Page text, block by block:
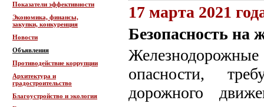
Показатели эффективности
Экономика, финансы,
закупки, конкуренция
Новости
Объявления
Противодействие коррупции
Архитектура и
градостроительство
Благоустройство и экология
17 марта 2021
Безопасность на
опасности,
дорожного